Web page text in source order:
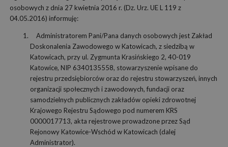
osobowych z dnia 27 kwietnia 2016 r. (Dz. Urz. UE L 119 z
04.05.2016) informuję:
Administratorem Pani/Pana danych osobowych jest Zakład
Doskonalenia Zawodowego w Katowicach, z siedzibą w
Katowicach, przy ul. Zygmunta Krasińskiego 2, 40-019
Katowice, NIP 6340135558, stowarzyszenie wpisane do
rejestru przedsiębiorców oraz do rejestru stowarzyszeń, innych
organizacji społecznych i zawodowych, fundacji oraz
samodzielnych publicznych zakładów opieki zdrowotnej
Krajowego Rejestru Sądowego pod numerem KRS
0000017713, akta rejestrowe prowadzone przez Sąd
Rejonowy Katowice-Wschód w Katowicach (dalej
Administrator).